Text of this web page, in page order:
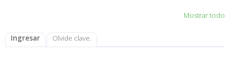
Mostrar todo
Ingresar Olvide clave.